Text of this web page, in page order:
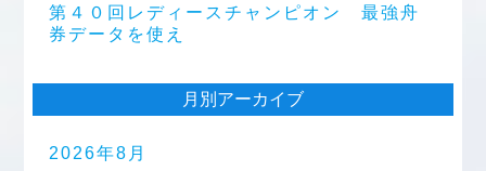
第４０回レディースチャンピオン 最強舟
券データを使え
月別アーカイブ
2026年8月